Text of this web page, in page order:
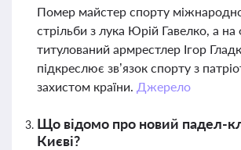
Помер майстер спорту
стрільби з лука Юрій Гавелко, а на
титулований армрестлер Ігор
підкреслює зв’язок спорту з
захистом країни. Джерело
Що відомо про новий падел-
Києві?